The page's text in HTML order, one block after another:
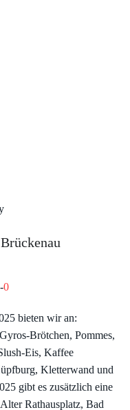
-0
bieten wir an:
Brötchen, Pommes,
Eis, Kaffee
Kletterwand und
gibt es zusätzlich eine
Rathausplatz, Bad